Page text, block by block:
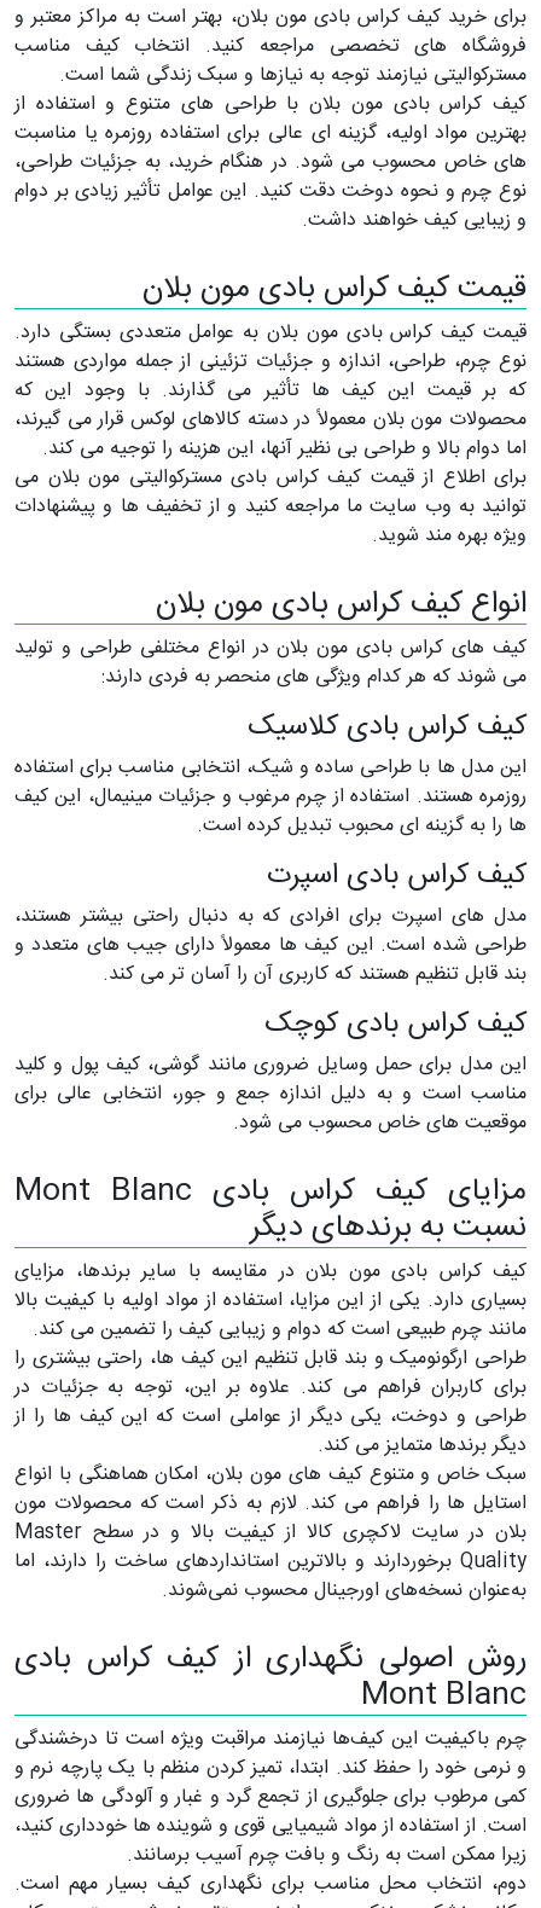
برای خرید کیف کراس بادی مون بلان، بهتر است به مراکز معتبر و
فروشگاه های تخصصی مراجعه کنید. انتخاب کیف مناسب
مسترکوالیتی نیازمند توجه به نیازها و سبک زندگی شما است.
کیف کراس بادی مون بلان با طراحی های متنوع و استفاده از
بهترین مواد اولیه، گزینه ای عالی برای استفاده روزمره یا مناسبت
های خاص محسوب می شود. در هنگام خرید، به جزئیات طراحی،
نوع چرم و نحوه دوخت دقت کنید. این عوامل تأثیر زیادی بر دوام
و زیبایی کیف خواهند داشت.
قیمت کیف کراس بادی مون بلان
قیمت کیف کراس بادی مون بلان به عوامل متعددی بستگی دارد.
نوع چرم، طراحی، اندازه و جزئیات تزئینی از جمله مواردی هستند
که بر قیمت این کیف ها تأثیر می گذارند. با وجود این که
محصولات مون بلان معمولاً در دسته کالاهای لوکس قرار می گیرند،
اما دوام بالا و طراحی بی نظیر آنها، این هزینه را توجیه می کند.
برای اطلاع از قیمت کیف کراس بادی مسترکوالیتی مون بلان می
توانید به وب سایت ما مراجعه کنید و از تخفیف ها و پیشنهادات
ویژه بهره مند شوید.
انواع کیف کراس بادی مون بلان
کیف های کراس بادی مون بلان در انواع مختلفی طراحی و تولید
می شوند که هر کدام ویژگی های منحصر به فردی دارند:
کیف کراس بادی کلاسیک
این مدل ها با طراحی ساده و شیک، انتخابی مناسب برای استفاده
روزمره هستند. استفاده از چرم مرغوب و جزئیات مینیمال، این کیف
ها را به گزینه ای محبوب تبدیل کرده است.
کیف کراس بادی اسپرت
مدل های اسپرت برای افرادی که به دنبال راحتی بیشتر هستند،
طراحی شده است. این کیف ها معمولاً دارای جیب های متعدد و
بند قابل تنظیم هستند که کاربری آن را آسان تر می کند.
کیف کراس بادی کوچک
این مدل برای حمل وسایل ضروری مانند گوشی، کیف پول و کلید
مناسب است و به دلیل اندازه جمع و جور، انتخابی عالی برای
موقعیت های خاص محسوب می شود.
مزایای کیف کراس بادی Mont Blanc
نسبت به برندهای دیگر
کیف کراس بادی مون بلان در مقایسه با سایر برندها، مزایای
بسیاری دارد. یکی از این مزایا، استفاده از مواد اولیه با کیفیت بالا
مانند چرم طبیعی است که دوام و زیبایی کیف را تضمین می کند.
طراحی ارگونومیک و بند قابل تنظیم این کیف ها، راحتی بیشتری را
برای کاربران فراهم می کند. علاوه بر این، توجه به جزئیات در
طراحی و دوخت، یکی دیگر از عواملی است که این کیف ها را از
دیگر برندها متمایز می کند.
سبک خاص و متنوع کیف های مون بلان، امکان هماهنگی با انواع
استایل ها را فراهم می کند. لازم به ذکر است که محصولات مون
بلان در سایت لاکچری کالا از کیفیت بالا و در سطح Master
Quality برخوردارند و بالاترین استانداردهای ساخت را دارند، اما
به‌عنوان نسخه‌های اورجینال محسوب نمی‌شوند.
روش اصولی نگهداری از کیف کراس بادی
Mont Blanc
چرم باکیفیت این کیف‌ها نیازمند مراقبت ویژه است تا درخشندگی
و نرمی خود را حفظ کند. ابتدا، تمیز کردن منظم با یک پارچه نرم و
کمی مرطوب برای جلوگیری از تجمع گرد و غبار و آلودگی ‌ها ضروری
است. از استفاده از مواد شیمیایی قوی و شوینده‌ ها خودداری کنید،
زیرا ممکن است به رنگ و بافت چرم آسیب برسانند.
دوم، انتخاب محل مناسب برای نگهداری کیف بسیار مهم است.